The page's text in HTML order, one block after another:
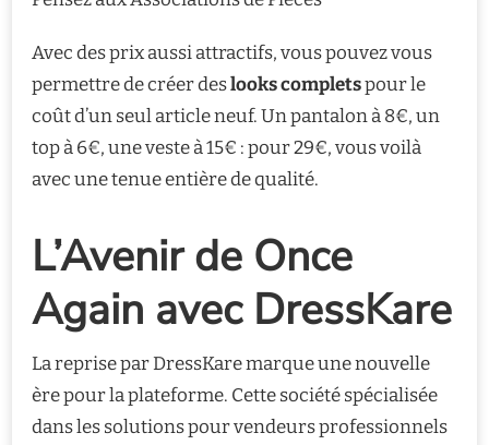
Avec des prix aussi attractifs, vous pouvez vous
permettre de créer deslooks completspour le
coût d’un seul article neuf. Un pantalon à 8€, un
top à 6€, une veste à 15€ : pour 29€, vous voilà
avec une tenue entière de qualité.
L’Avenir de Once
Again avec DressKare
La reprise par DressKare marque une nouvelle
ère pour la plateforme. Cette société spécialisée
dans les solutions pour vendeurs professionnels